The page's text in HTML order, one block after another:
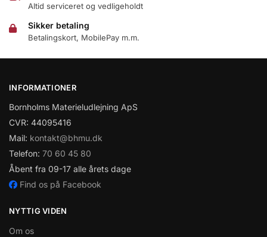
Altid serviceret og vedligeholdt
Sikker betaling
Betalingskort, MobilePay m.m.
INFORMATIONER
Bornholms Materieludlejning ApS
CVR: 44095416
Mail: kontakt@bhmu.dk
Telefon: 70 60 45 80
Åbent fra 09-17 alle årets dage
Find os på Facebook
NYTTIG VIDEN
Om os